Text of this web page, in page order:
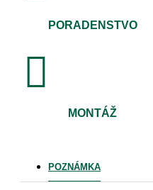
PORADENSTVO
MONTÁŽ
POZNÁMKA